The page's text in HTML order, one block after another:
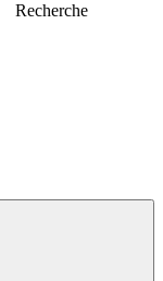
Recherche